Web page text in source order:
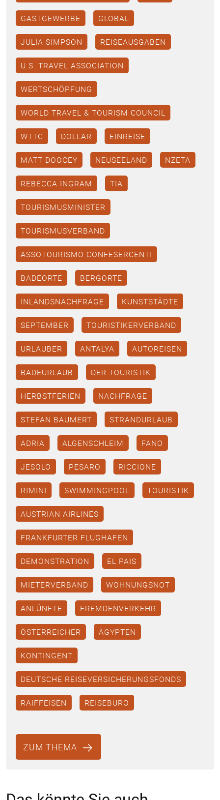
GASTGEWERBE GLOBAL
JULIA SIMPSON REISEAUSGABEN
U.S. TRAVEL ASSOCIATION
WERTSCHÖPFUNG
WORLD TRAVEL & TOURISM COUNCIL
WTTC DOLLAR EINREISE
MATT DOOCEY NEUSEELAND NZETA
REBECCA INGRAM TIA
TOURISMUSMINISTER
TOURISMUSVERBAND
ASSOTOURISMO CONFESERCENTI
BADEORTE BERGORTE
INLANDSNACHFRAGE KUNSTSTÄDTE
SEPTEMBER TOURISTIKERVERBAND
URLAUBER ANTALYA AUTOREISEN
BADEURLAUB DER TOURISTIK
HERBSTFERIEN NACHFRAGE
STEFAN BAUMERT STRANDURLAUB
ADRIA ALGENSCHLEIM FANO
JESOLO PESARO RICCIONE
RIMINI SWIMMINGPOOL TOURISTIK
AUSTRIAN AIRLINES
FRANKFURTER FLUGHAFEN
DEMONSTRATION EL PAIS
MIETERVERBAND WOHNUNGSNOT
ANLÜNFTE FREMDENVERKEHR
ÖSTERREICHER ÄGYPTEN
KONTINGENT
DEUTSCHE REISEVERSICHERUNGSFONDS
RAIFFEISEN REISEBÜRO
ZUM THEMA